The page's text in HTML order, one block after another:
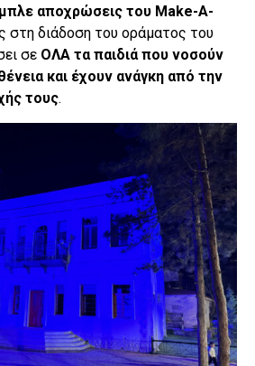
αποχρώσεις του Make-A-
στη διάδοση του οράματος του
σε ΟΛΑ τα παιδιά που νοσούν
και έχουν ανάγκη από την
τους.